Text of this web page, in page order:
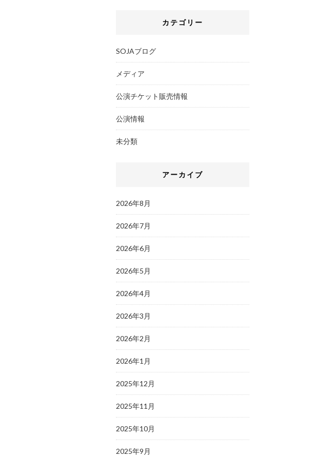
カテゴリー
SOJAブログ
メディア
公演チケット販売情報
公演情報
未分類
アーカイブ
2026年8月
2026年7月
2026年6月
2026年5月
2026年4月
2026年3月
2026年2月
2026年1月
2025年12月
2025年11月
2025年10月
2025年9月